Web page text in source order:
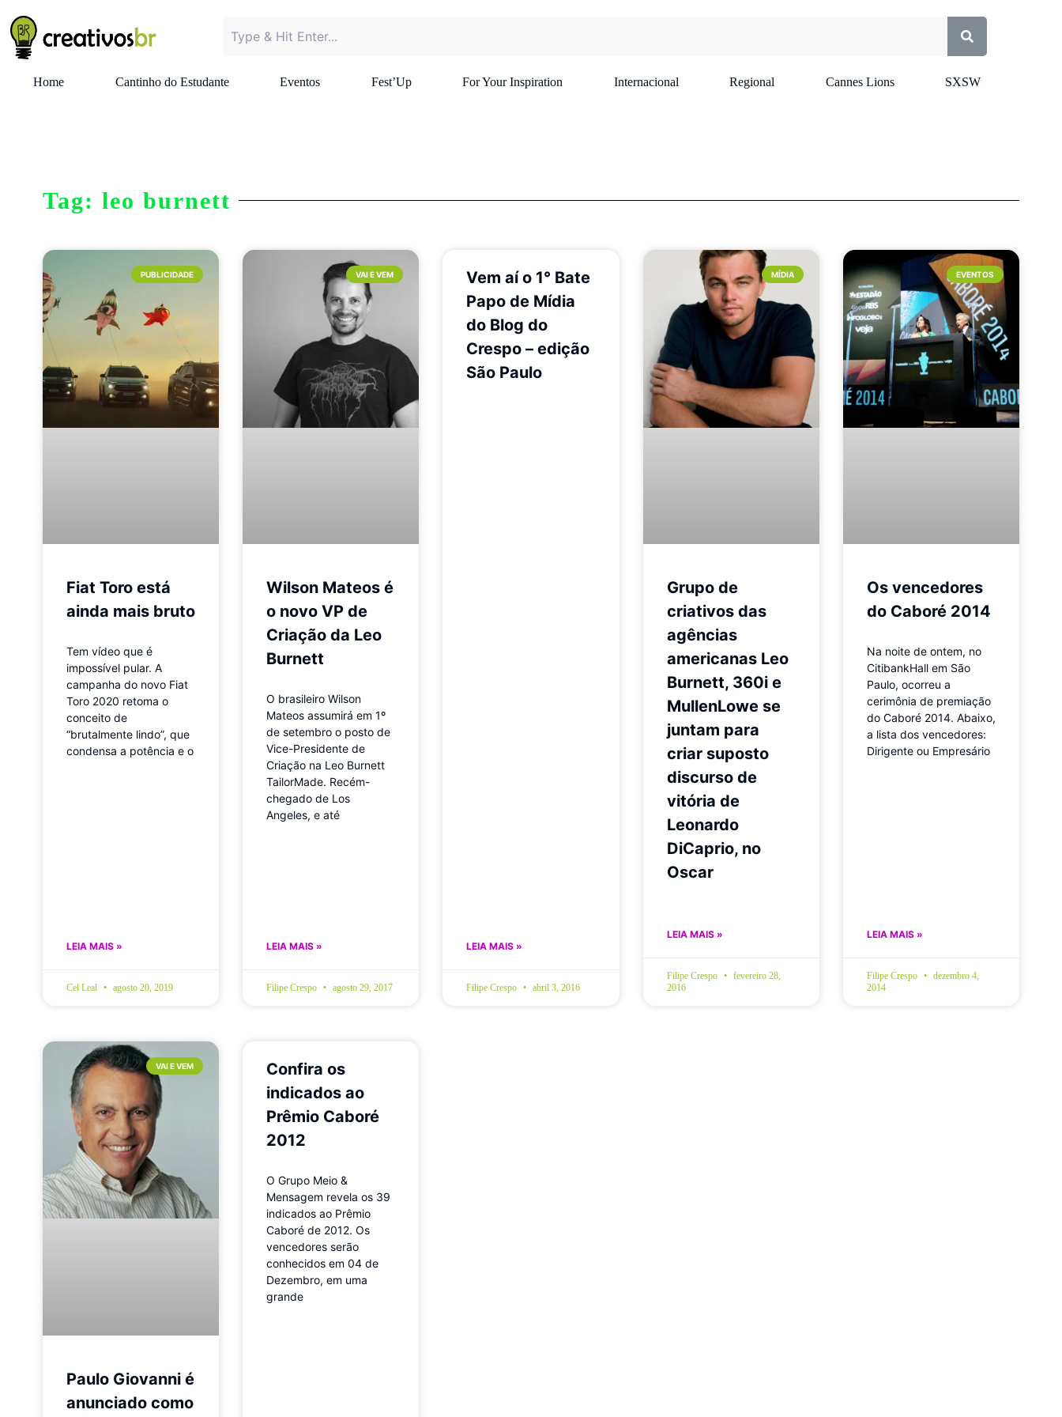
Home Cantinho do Estudante Eventos Fest’Up For Your Inspiration Internacional Regional Cannes Lions SXSW
Tag: leo burnett
PUBLICIDADE
Fiat Toro está
ainda mais bruto
Tem vídeo que é
impossível pular. A
campanha do novo Fiat
Toro 2020 retoma o
conceito de
“brutalmente lindo”, que
condensa a potência e o
LEIA MAIS »
Cel Leal agosto 20, 2019
VAI E VEM
Wilson Mateos é
o novo VP de
Criação da Leo
Burnett
O brasileiro Wilson
Mateos assumirá em 1º
de setembro o posto de
Vice-Presidente de
Criação na Leo Burnett
TailorMade. Recém-
chegado de Los
Angeles, e até
LEIA MAIS »
Filipe Crespo agosto 29, 2017
Vem aí o 1° Bate
Papo de Mídia
do Blog do
Crespo – edição
São Paulo
LEIA MAIS »
Filipe Crespo abril 3, 2016
MÍDIA
Grupo de
criativos das
agências
americanas Leo
Burnett, 360i e
MullenLowe se
juntam para
criar suposto
discurso de
vitória de
Leonardo
DiCaprio, no
Oscar
LEIA MAIS »
Filipe Crespo
fevereiro 28,
2016
EVENTOS
Os vencedores
do Caboré 2014
Na noite de ontem, no
CitibankHall em São
Paulo, ocorreu a
cerimônia de premiação
do Caboré 2014. Abaixo,
a lista dos vencedores:
Dirigente ou Empresário
LEIA MAIS »
Filipe Crespo
dezembro 4,
2014
VAI E VEM
Paulo Giovanni é
anunciado como
Confira os
indicados ao
Prêmio Caboré
2012
O Grupo Meio &
Mensagem revela os 39
indicados ao Prêmio
Caboré de 2012. Os
vencedores serão
conhecidos em 04 de
Dezembro, em uma
grande